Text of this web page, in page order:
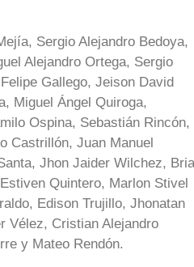
Sergio Alejandro Bedoya,
Alejandro Ortega, Sergio
Gallego, Jeison David
Miguel Ángel Quiroga,
Ospina, Sebastián Rincón,
Castrillón, Juan Manuel
Jhon Jaider Wilchez,
Quintero, Marlon Stivel
Edison Trujillo, Jhonatan
Vélez, Cristian Alejandro
y Mateo Rendón.